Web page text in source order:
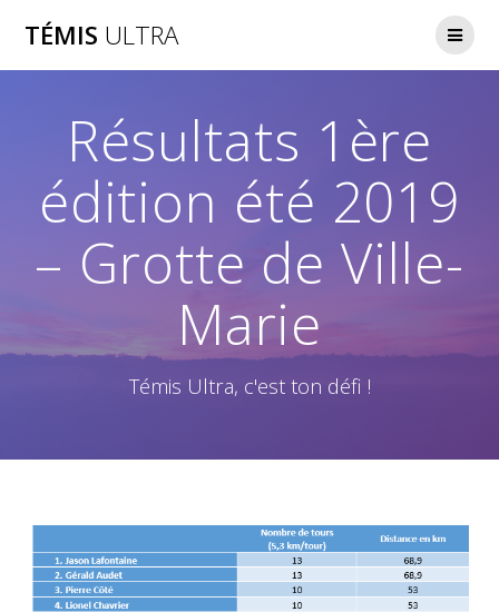
TÉMIS ULTRA
Résultats 1ère
édition été 2019
– Grotte de Ville-
Marie
Témis Ultra, c'est ton défi !